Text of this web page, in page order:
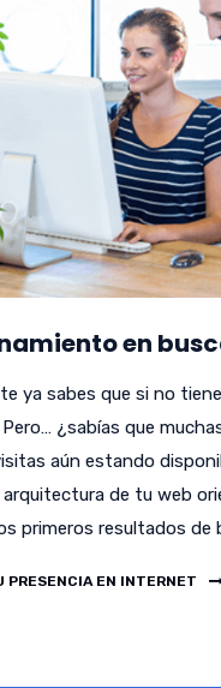
en
ya sabes que si no
¿sabías que
aún estando
arquitectura de tu web
primeros resultados de
PRESENCIA EN INTERNET